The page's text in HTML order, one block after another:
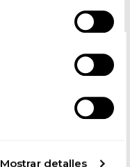
Mostrar detalles